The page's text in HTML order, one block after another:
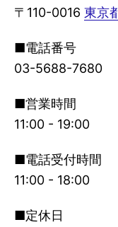
〒110-0016 東京
■電話番号
03-5688-7680
■営業時間
11:00 - 19:00
■電話受付時間
11:00 - 18:00
■定休日